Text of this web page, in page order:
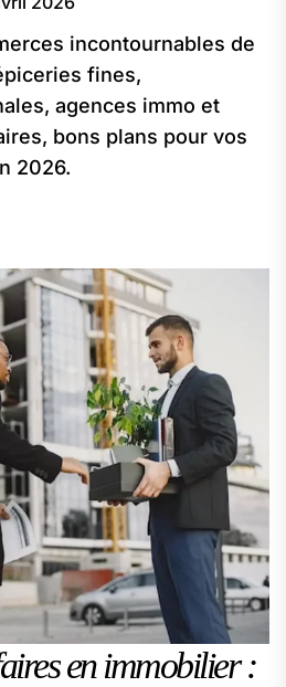
incontournables de
fines,
agences immo et
bons plans pour vos
2026.
en immobilier :